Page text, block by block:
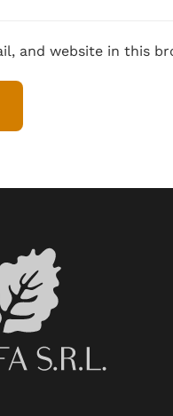
and website in this